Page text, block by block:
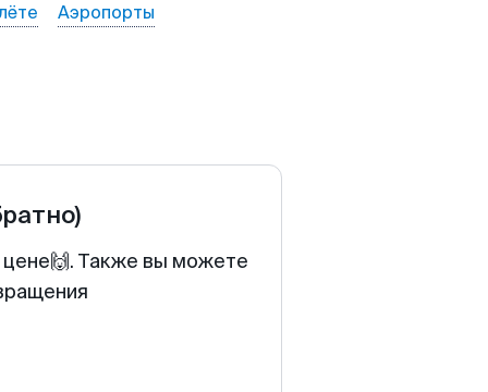
Аэропорты
цене🙌. Также вы можете